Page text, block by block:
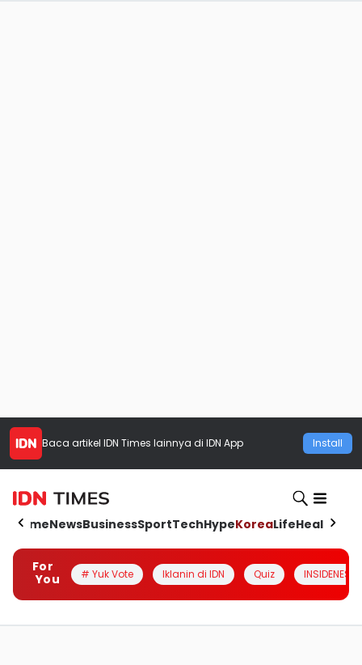
Baca artikel IDN Times lainnya di IDN App Install
HomeNewsBusinessSportTechHypeKoreaLifeHealth
For
You
# Yuk Vote Iklanin di IDN Quiz INSIDENESIA